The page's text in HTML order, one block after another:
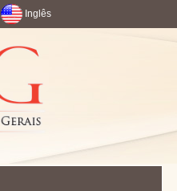
Inglês